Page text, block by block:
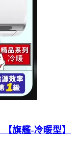
旗艦-冷暖型】